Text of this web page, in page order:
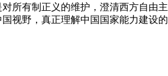
所有制正义的维护，澄清西方自由
视野，真正理解中国国家能力建设的